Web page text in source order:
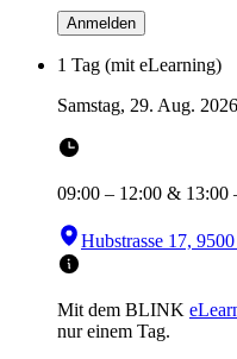
Anmelden
1 Tag (mit eLearning)
Samstag, 29. Aug. 2026
09:00 – 12:00 & 13:00
Hubstrasse 17,
Mit dem BLINK
nur einem Tag.